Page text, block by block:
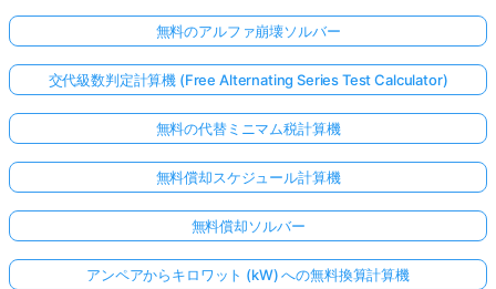
無料のアルファ崩壊ソルバー
交代級数判定計算機 (Free Alternating Series Test Calculator)
無料の代替ミニマム税計算機
無料償却スケジュール計算機
無料償却ソルバー
アンペアからキロワット (kW) への無料換算計算機